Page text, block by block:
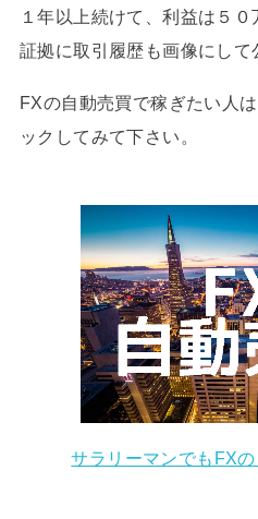
１年以上続けて、利益は５０
証拠に取引履歴も画像にして
FXの自動売買で稼ぎたい人
ックしてみて下さい。
サラリーマンでもFX